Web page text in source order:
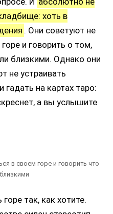
хоть в
. Они советуют не
и говорить о том,
близкими. Однако они
не устраивать
гадать на картах таро:
а вы услышите
в своем горе и говорить что
так, как хотите.